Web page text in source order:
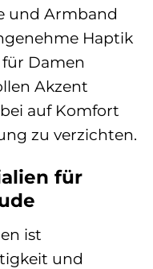
und Armband
Haptik
Damen
Akzent
auf Komfort
zu verzichten.
für
ist
und